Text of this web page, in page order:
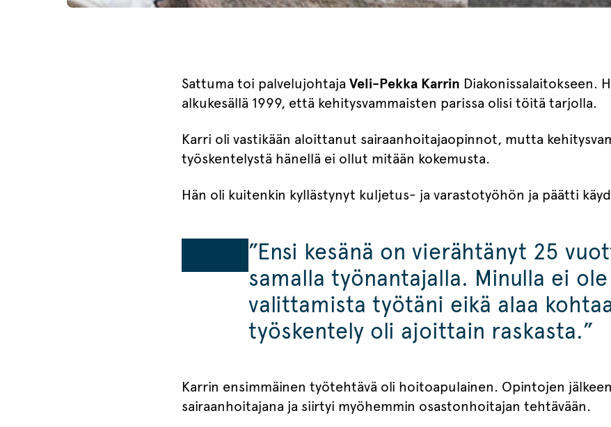
Sattuma toi palvelujohtaja Veli-Pekka Karrin Diakonissalaitokseen.
alkukesällä 1999, että kehitysvammaisten parissa olisi töitä tarjolla.
Karri oli vastikään aloittanut sairaanhoitajaopinnot, mutta
työskentelystä hänellä ei ollut mitään kokemusta.
Hän oli kuitenkin kyllästynyt kuljetus- ja varastotyöhön ja päätti
”Ensi kesänä on vierähtänyt 25
samalla työnantajalla. Minulla ei
valittamista työtäni eikä alaa
työskentely oli ajoittain raskasta.”
Karrin ensimmäinen työtehtävä oli hoitoapulainen. Opintojen
sairaanhoitajana ja siirtyi myöhemmin osastonhoitajan tehtävään.